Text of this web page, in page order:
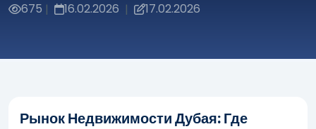
675 | 16.02.2026 | 17.02.2026
Рынок Недвижимости Дубая: Где